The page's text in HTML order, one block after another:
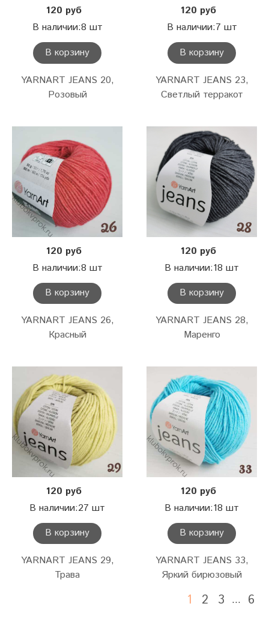
120 руб
В наличии:8 шт
В корзину
YARNART JEANS 20,
Розовый
120 руб
В наличии:7 шт
В корзину
YARNART JEANS 23,
Светлый терракот
120 руб
В наличии:8 шт
В корзину
YARNART JEANS 26,
Красный
120 руб
В наличии:18 шт
В корзину
YARNART JEANS 28,
Маренго
120 руб
В наличии:27 шт
В корзину
YARNART JEANS 29,
Трава
120 руб
В наличии:18 шт
В корзину
YARNART JEANS 33,
Яркий бирюзовый
1 2 3 … 6